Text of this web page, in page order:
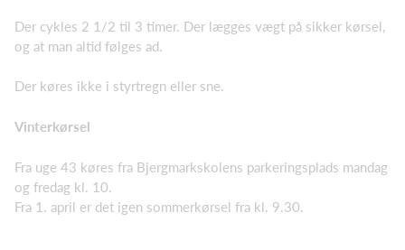
Der cykles 2 1/2 til 3 timer. Der lægges vægt på sikker kørsel,
og at man altid følges ad.
Der køres ikke i styrtregn eller sne.
Vinterkørsel
Fra uge 43 køres fra Bjergmarkskolens parkeringsplads mandag
og fredag kl. 10.
Fra 1. april er det igen sommerkørsel fra kl. 9.30.